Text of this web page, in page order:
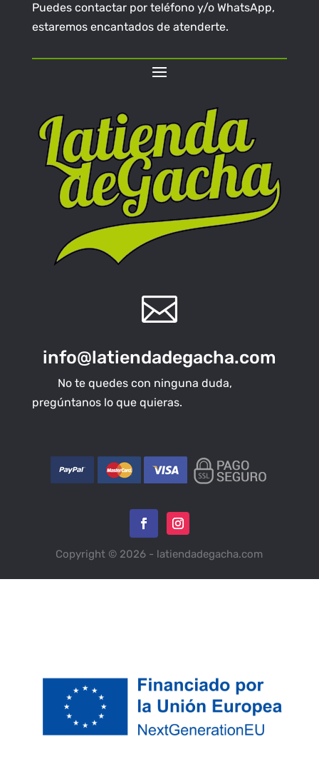
Puedes contactar por teléfono y/o WhatsApp,
estaremos encantados de atenderte.

info@latiendadegacha.com
No te quedes con ninguna duda,
pregúntanos lo que quieras.
Copyright © 2026 - latiendadegacha.com